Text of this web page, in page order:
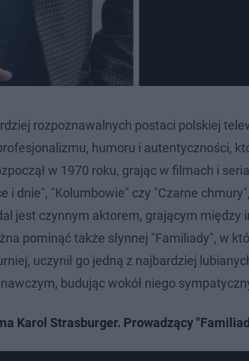
rozpoznawalnych postaci polskiej
humoru i autentyczności,
w 1970 roku, grając w filmach i
i dnie", "Kolumbowie" czy "Czarne
jest czynnym aktorem, grającym między
pominąć także słynnej "Familiady", w
uczynił go jedną z najbardziej
budując wokół niego
Karol Strasburger. Prowadzący